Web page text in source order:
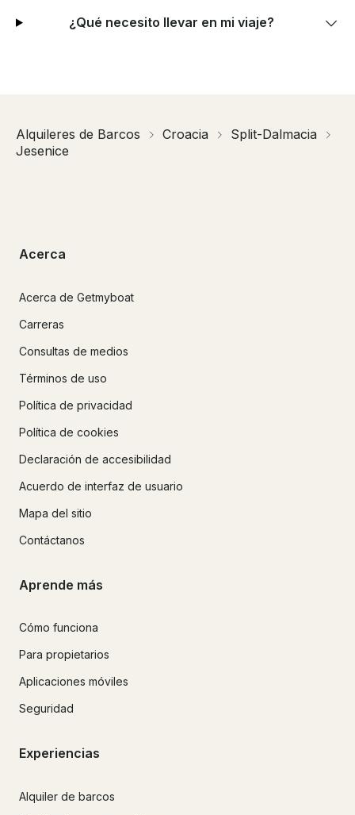
¿Qué necesito llevar en mi viaje?
Alquileres de Barcos Croacia
Split-Dalmacia
Jesenice
Acerca
Acerca de Getmyboat
Carreras
Consultas de medios
Términos de uso
Política de privacidad
Política de cookies
Declaración de accesibilidad
Acuerdo de interfaz de usuario
Mapa del sitio
Contáctanos
Aprende más
Cómo funciona
Para propietarios
Aplicaciones móviles
Seguridad
Experiencias
Alquiler de barcos